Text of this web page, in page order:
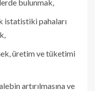
bulunmak,
istatistiki pahaları
üretim ve tüketimi
artırılmasına ve